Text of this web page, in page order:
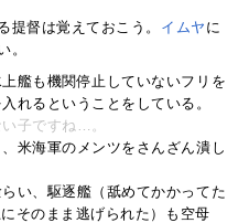
提督は覚えておこう。 イムヤ に
。
艦も機関停止していないフリを
れるということをしている。
子ですね…。
米海軍のメンツをさんざん潰し
い、駆逐艦（舐めてかかってた
そのまま逃げられた）も空母